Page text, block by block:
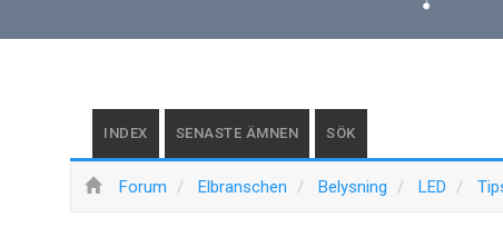
INDEX SENASTE ÄMNEN SÖK
Forum Elbranschen Belysning LED